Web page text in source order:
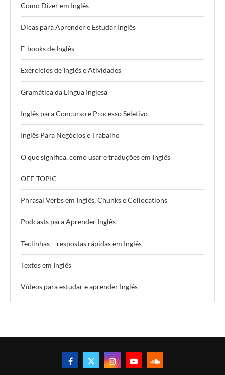
Como Dizer em Inglês
Dicas para Aprender e Estudar Inglês
E-books de Inglês
Exercícios de Inglês e Atividades
Gramática da Língua Inglesa
Inglês para Concurso e Processo Seletivo
Inglês Para Negócios e Trabalho
O que significa, como usar e traduções em Inglês
OFF-TOPIC
Phrasal Verbs em Inglês, Chunks e Collocations
Podcasts para Aprender Inglês
Teclinhas – respostas rápidas em Inglês
Textos em Inglês
Vídeos para estudar e aprender Inglês